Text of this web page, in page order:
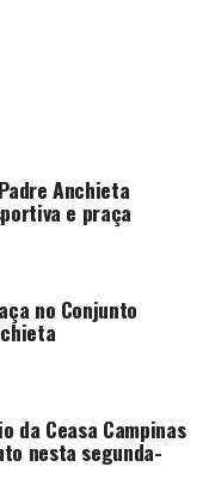
Anchieta
e praça
no Conjunto
da Ceasa Campinas
nesta segunda-